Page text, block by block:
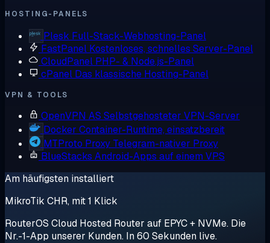
HOSTING-PANELS
Plesk Full-Stack-Webhosting-Panel
FastPanel Kostenloses, schnelles Server-Panel
CloudPanel PHP- & Node.js-Panel
cPanel Das klassische Hosting-Panel
VPN & TOOLS
OpenVPN AS Selbstgehosteter VPN-Server
Docker Container-Runtime, einsatzbereit
MTProto Proxy Telegram-nativer Proxy
BlueStacks Android-Apps auf einem VPS
Am häufigsten installiert
MikroTik CHR, mit 1 Klick
RouterOS Cloud Hosted Router auf EPYC + NVMe. Die
Nr.-1-App unserer Kunden. In 60 Sekunden live.